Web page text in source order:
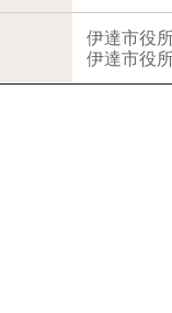
伊達市役
伊達市